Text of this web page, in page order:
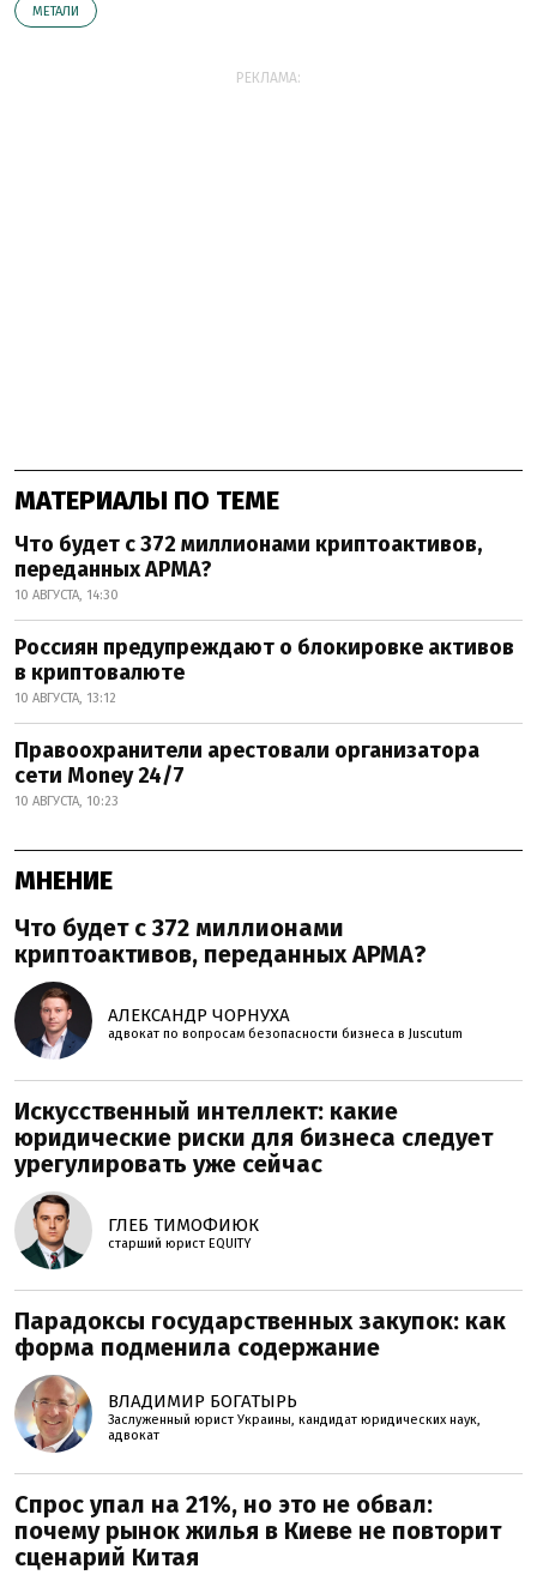
МЕТАЛИ
РЕКЛАМА:
МАТЕРИАЛЫ ПО ТЕМЕ
Что будет с 372 миллионами криптоактивов,
переданных АРМА?
10 АВГУСТА, 14:30
Россиян предупреждают о блокировке активов
в криптовалюте
10 АВГУСТА, 13:12
Правоохранители арестовали организатора
сети Money 24/7
10 АВГУСТА, 10:23
МНЕНИЕ
Что будет с 372 миллионами
криптоактивов, переданных АРМА?
АЛЕКСАНДР ЧОРНУХА
адвокат по вопросам безопасности бизнеса в Juscutum
Искусственный интеллект: какие
юридические риски для бизнеса следует
урегулировать уже сейчас
ГЛЕБ ТИМОФИЮК
старший юрист EQUITY
Парадоксы государственных закупок: как
форма подменила содержание
ВЛАДИМИР БОГАТЫРЬ
Заслуженный юрист Украины, кандидат юридических наук,
адвокат
Спрос упал на 21%, но это не обвал:
почему рынок жилья в Киеве не повторит
сценарий Китая